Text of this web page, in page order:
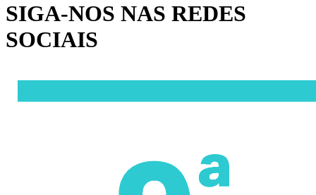
SIGA-NOS NAS REDES
SOCIAIS